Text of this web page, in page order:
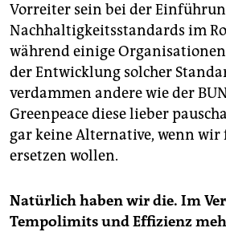
Vorreiter sein bei der
Nachhaltigkeitsstandards im
während einige Organisationen
der Entwicklung solcher
verdammen andere wie der
Greenpeace diese lieber
gar keine Alternative, wenn
ersetzen wollen.
Natürlich haben wir die. Im
Tempolimits und Effizienz